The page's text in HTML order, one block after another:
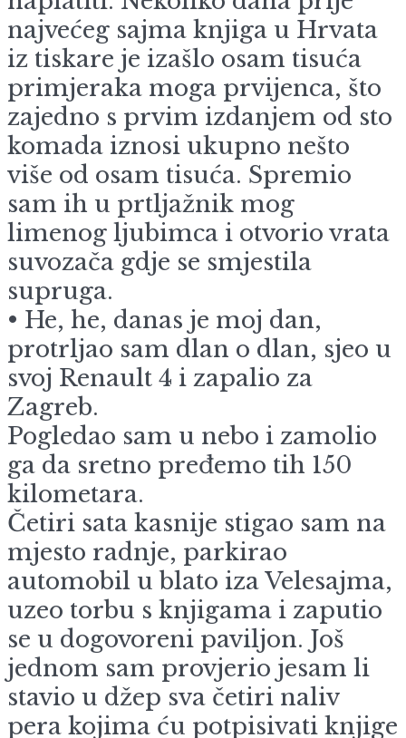
najvećeg sajma knjiga u Hrvata
iz tiskare je izašlo osam tisuća
primjeraka moga prvijenca, što
zajedno s prvim izdanjem od sto
komada iznosi ukupno nešto
više od osam tisuća. Spremio
sam ih u prtljažnik mog
limenog ljubimca i otvorio vrata
suvozača gdje se smjestila
supruga.
• He, he, danas je moj dan,
protrljao sam dlan o dlan, sjeo u
svoj Renault 4 i zapalio za
Zagreb.
Pogledao sam u nebo i zamolio
ga da sretno pređemo tih 150
kilometara.
Četiri sata kasnije stigao sam na
mjesto radnje, parkirao
automobil u blato iza Velesajma,
uzeo torbu s knjigama i zaputio
se u dogovoreni paviljon. Još
jednom sam provjerio jesam li
stavio u džep sva četiri naliv
pera kojima ću potpisivati knjige